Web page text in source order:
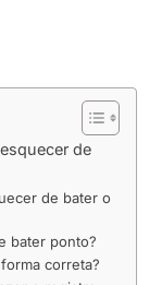
de
de bater o
bater ponto?
correta?